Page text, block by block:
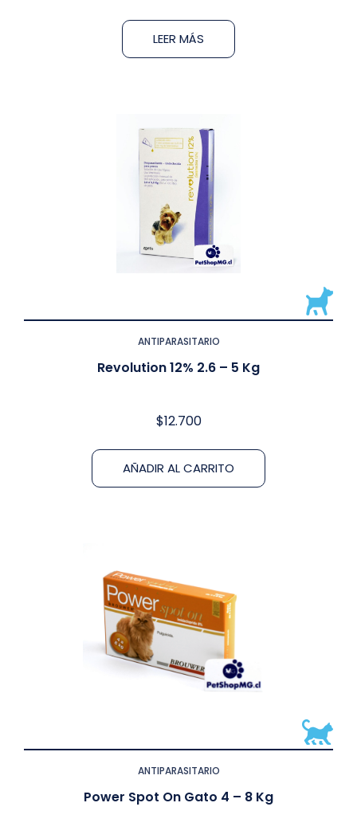
LEER MÁS
ANTIPARASITARIO
Revolution 12% 2.6 – 5 Kg
$12.700
AÑADIR AL CARRITO
ANTIPARASITARIO
Power Spot On Gato 4 – 8 Kg